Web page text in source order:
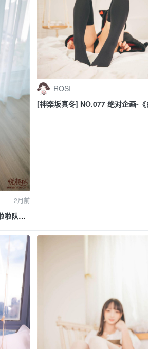
2月前
啦队少
ROSI
[神楽坂真冬] NO.077 绝对企画-《